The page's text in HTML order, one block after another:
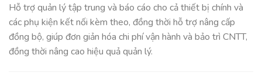
Hỗ trợ quản lý tập trung và báo cáo cho cả thiết bị chính và
các phụ kiện kết nối kèm theo, đồng thời hỗ trợ nâng cấp
đồng bộ, giúp đơn giản hóa chi phí vận hành và bảo trì CNTT,
đồng thời nâng cao hiệu quả quản lý.